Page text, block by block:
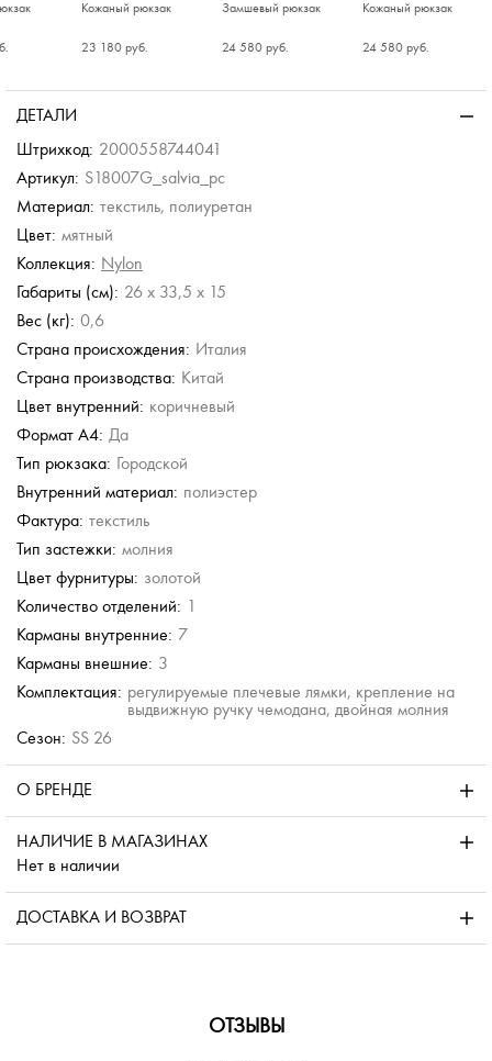
Кожаный рюкзак
23 180 руб.
Замшевый рюкзак
24 580 руб.
Кожаный рюкзак
24 580 руб.
ХИТ
Городской рюкзак
3 680 руб. 4 780 руб.
ДЕТАЛИ
Штрихкод: 2000558744041
Артикул: S18007G_salvia_pc
Материал: текстиль, полиуретан
Цвет: мятный
Коллекция: Nylon
Габариты (см): 26 x 33,5 x 15
Вес (кг): 0,6
Страна происхождения: Италия
Страна производства: Китай
Цвет внутренний: коричневый
Формат А4: Да
Тип рюкзака: Городской
Внутренний материал: полиэстер
Фактура: текстиль
Тип застежки: молния
Цвет фурнитуры: золотой
Количество отделений: 1
Карманы внутренние: 7
Карманы внешние: 3
Комплектация: регулируемые плечевые лямки, крепление на
выдвижную ручку чемодана, двойная молния
Сезон: SS 26
О БРЕНДЕ
НАЛИЧИЕ В МАГАЗИНАХ
Нет в наличии
ДОСТАВКА И ВОЗВРАТ
ОТЗЫВЫ